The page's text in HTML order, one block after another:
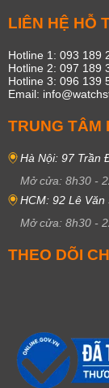
LIÊN HỆ HỖ
Hotline 1: 093 189
Hotline 2: 097 189
Hotline 3: 096 139
Email:
TRUNG TÂM
Hà Nội: 97 Trần
Mở cửa: 8h30 -
HCM: 92 Lê Văn
Mở cửa: 8h30 -
THEO DÕI